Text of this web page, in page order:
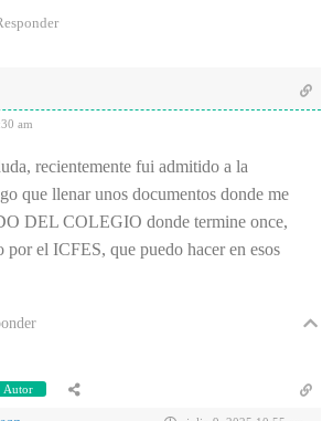
am
recientemente fui admitido a la
que llenar unos documentos donde me
DEL COLEGIO donde termine once,
el ICFES, que puedo hacer en esos
Autor